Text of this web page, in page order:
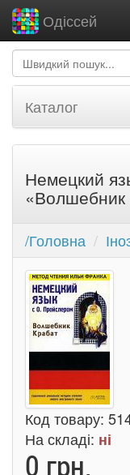
Одіссей
Каталог
Немецкий
/Головна
Код товару:
На складі: ні
0 грн.